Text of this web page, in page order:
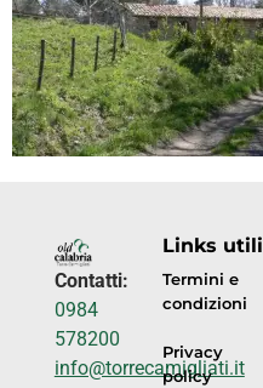
Contatti:
0984
578200
info@torrecamigliati.it
Links utili
Termini e
condizioni
Privacy
policy